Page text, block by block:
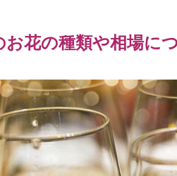
お花の種類や相場に